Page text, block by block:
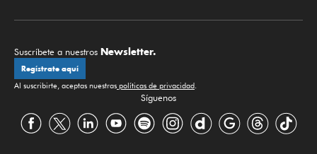
Suscríbete a nuestros Newsletter.
Regístrate aquí
Al suscribirte, aceptas nuestras políticas de privacidad.
Síguenos